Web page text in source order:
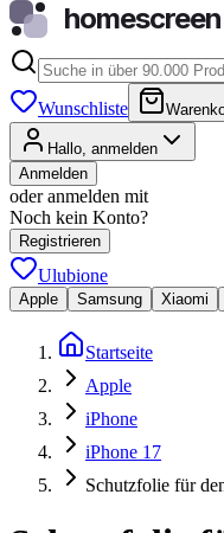
homescreen
Wunschliste
Hallo, anmelden
Anmelden
oder anmelden mit
Noch kein Konto?
Registrieren
Ulubione
Apple Samsung Xiaomi
Startseite
Apple
iPhone
iPhone 17
Schutzfolie für